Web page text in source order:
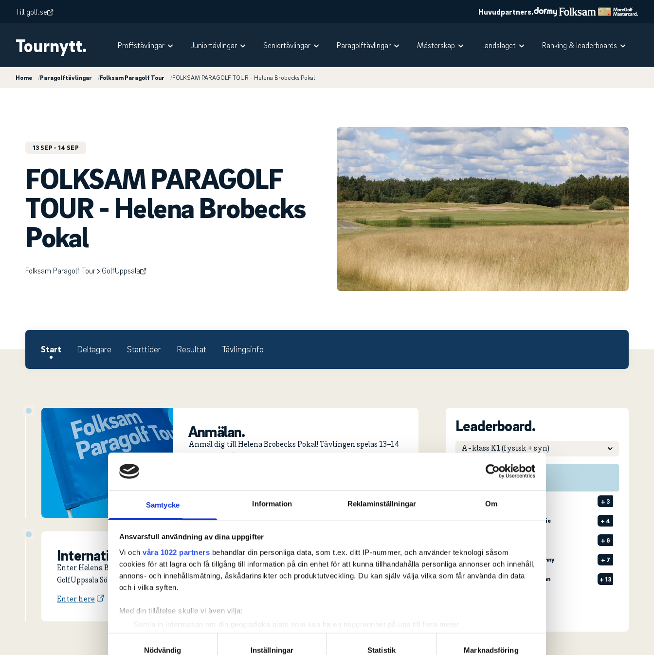
Samtycke Information Reklaminställningar Om
Ansvarsfull användning av dina uppgifter
Vi och våra 1022 partners behandlar din personliga data, som t.ex. ditt IP-nummer, och använder teknologi såsom
cookies för att lagra och få tillgång till information på din enhet för att kunna tillhandahålla personliga annonser och innehåll,
annons- och innehållsmätning, åskådarinsikter och produktutveckling. Du kan själv välja vilka som får använda din data
och i vilka syften.
Med din tillåtelse skulle vi även vilja:
Samla in information om din geografiska plats som kan ha en noggrannhet på upp till flera meter
Identifiera din enhet genom att aktivt skanna den för specifika kännetecken (fingeravtryck)
Ta reda på mer om hur dina personliga uppgifter behandlas och ställ in dina preferenser i
detaljsektionen. Du kan ändra
Nödvändig
Inställningar Statistik Marknadsföring
Till golf.se Huvudpartners.
Tournytt. Proffstävlingar Juniortävlingar Seniortävlingar Paragolftävlingar Mästerskap Landslaget Ranking & leaderboards
Home /Paragolftävlingar /Folksam Paragolf Tour /FOLKSAM PARAGOLF TOUR - Helena Brobecks Pokal
13 SEP - 14 SEP
FOLKSAM PARAGOLF
TOUR - Helena Brobecks
Pokal
Folksam Paragolf Tour GolfUppsala
Start Deltagare Starttider Resultat Tävlingsinfo
Anmälan.
Anmäl dig till Helena Brobecks Pokal! Tävlingen spelas 13–14
International Entry.
Enter Helena Brobecks Pokal! The tournament will be held between the 13–14 september, at
GolfUppsala Söderby.
Enter here
Leaderboard.
1 + 3
2 1 EKSTRÖM, Ronnie + 4
+ 6
GRANBERG, Johnny + 7
5 1 GUTERSTAM, Ann +13